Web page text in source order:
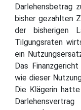
Darlehensbetrag
bisher gezahlten
der bisherigen
Tilgungsraten
ein
Das
wie dieser
Die Klägerin